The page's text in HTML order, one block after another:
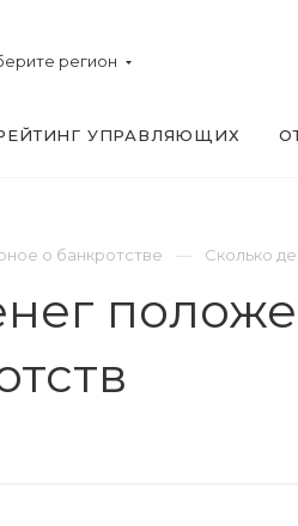
регион
УПРАВЛЯЮЩИХ
о банкротстве Сколько